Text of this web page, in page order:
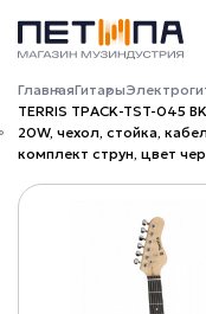
ГлавнаяГитары
TERRIS TPACK-TST-045
20W, чехол, стойка,
комплект струн, цвет